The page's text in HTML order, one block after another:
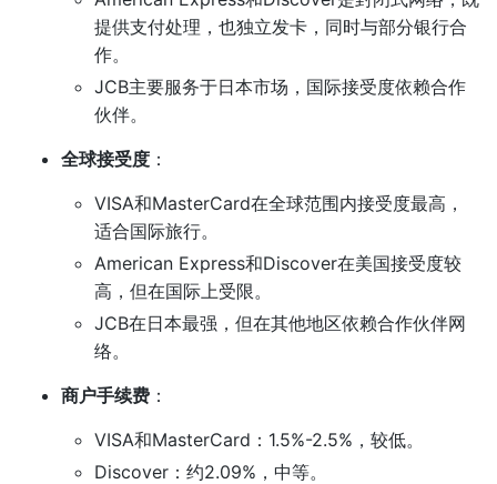
提供支付处理，也独立发卡，同时与部分银行合
作。
JCB主要服务于日本市场，国际接受度依赖合作
伙伴。
全球接受度 ：
VISA和MasterCard在全球范围内接受度最高，
适合国际旅行。
American Express和Discover在美国接受度较
高，但在国际上受限。
JCB在日本最强，但在其他地区依赖合作伙伴网
络。
商户手续费 ：
VISA和MasterCard：1.5%-2.5%，较低。
Discover：约2.09%，中等。